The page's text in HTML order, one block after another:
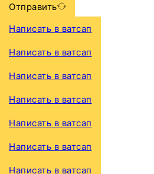
Отправить
Написать в ватсап
Написать в ватсап
Написать в ватсап
Написать в ватсап
Написать в ватсап
Написать в ватсап
Написать в ватсап